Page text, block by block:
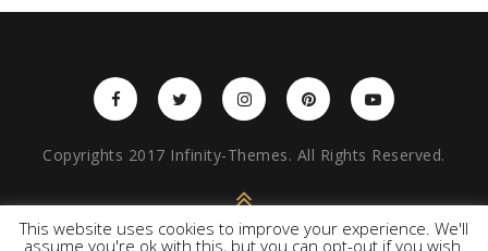
Copyrights 2017 Infinity-Themes. All Rights Reserved.
BACK TO TOP
This website uses cookies to improve your experience. We'll
assume you're ok with this, but you can opt-out if you wish.